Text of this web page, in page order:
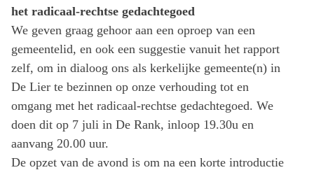
het radicaal-rechtse gedachtegoed
We geven graag gehoor aan een oproep van een
gemeentelid, en ook een suggestie vanuit het rapport
zelf, om in dialoog ons als kerkelijke gemeente(n) in
De Lier te bezinnen op onze verhouding tot en
omgang met het radicaal-rechtse gedachtegoed. We
doen dit op 7 juli in De Rank, inloop 19.30u en
aanvang 20.00 uur.
De opzet van de avond is om na een korte introductie